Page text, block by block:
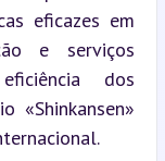
eficazes em
e serviços
dos
«Shinkansen»